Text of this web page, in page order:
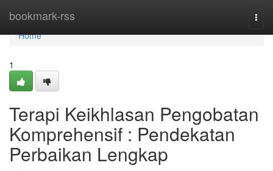
bookmark-rss
Home
Home
1
Terapi Keikhlasan Pengobatan
Komprehensif : Pendekatan
Perbaikan Lengkap